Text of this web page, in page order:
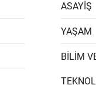
ASAYİŞ
YAŞAM
BİLİM